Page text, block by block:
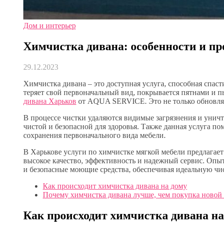
Дом и интерьер
Химчистка дивана: особенности и
29.12.2023
Химчистка дивана – это доступная услуга, способная
теряет свой первоначальный вид, покрывается пятнами
дивана Харьков от AQUA SERVICE. Это не только
В процессе чистки удаляются видимые загрязнения и
чистой и безопасной для здоровья. Также данная услуга
сохранения первоначального вида мебели.
В Харькове услуги по химчистке мягкой мебели
высокое качество, эффективность и надежный сервис.
и безопасные моющие средства, обеспечивая идеальную
Как происходит химчистка дивана на дому
Почему химчистка дивана лучше, чем покупка новой
Как происходит химчистка дивана